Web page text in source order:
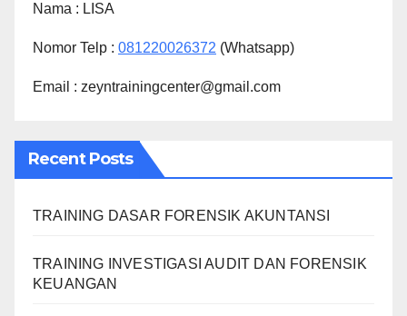
Nama : LISA
Nomor Telp : 081220026372 (Whatsapp)
Email : zeyntrainingcenter@gmail.com
Recent Posts
TRAINING DASAR FORENSIK AKUNTANSI
TRAINING INVESTIGASI AUDIT DAN FORENSIK
KEUANGAN